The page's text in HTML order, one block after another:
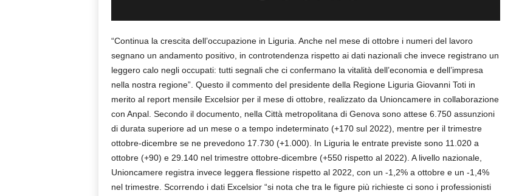
“Continua la crescita dell’occupazione in Liguria. Anche nel mese di ottobre i numeri del lavoro
segnano un andamento positivo, in controtendenza rispetto ai dati nazionali che invece registrano un
leggero calo negli occupati: tutti segnali che ci confermano la vitalità dell’economia e dell’impresa
nella nostra regione”. Questo il commento del presidente della Regione Liguria Giovanni Toti in
merito al report mensile Excelsior per il mese di ottobre, realizzato da Unioncamere in collaborazione
con Anpal. Secondo il documento, nella Città metropolitana di Genova sono attese 6.750 assunzioni
di durata superiore ad un mese o a tempo indeterminato (+170 sul 2022), mentre per il trimestre
ottobre-dicembre se ne prevedono 17.730 (+1.000). In Liguria le entrate previste sono 11.020 a
ottobre (+90) e 29.140 nel trimestre ottobre-dicembre (+550 rispetto al 2022). A livello nazionale,
Unioncamere registra invece leggera flessione rispetto al 2022, con un -1,2% a ottobre e un -1,4%
nel trimestre. Scorrendo i dati Excelsior “si nota che tra le figure più richieste ci sono i professionisti